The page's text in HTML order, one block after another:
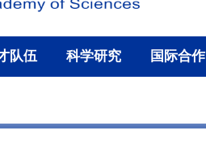
队伍 科学研究 国际合作